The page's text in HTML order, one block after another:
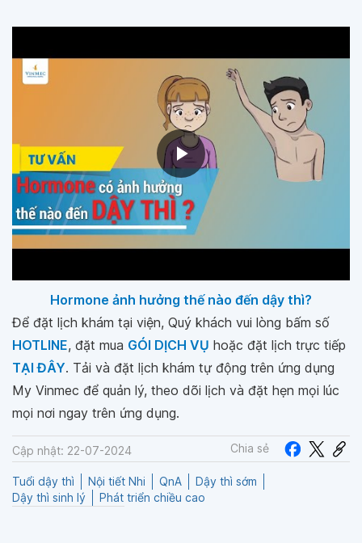
Hormone ảnh hưởng thế nào đến dậy thì?
Để đặt lịch khám tại viện, Quý khách vui lòng bấm số
HOTLINE, đặt mua GÓI DỊCH VỤ hoặc đặt lịch trực tiếp
TẠI ĐÂY. Tải và đặt lịch khám tự động trên ứng dụng
My Vinmec để quản lý, theo dõi lịch và đặt hẹn mọi lúc
mọi nơi ngay trên ứng dụng.
Cập nhật: 22-07-2024 Chia sẻ
Tuổi dậy thì Nội tiết Nhi QnA
Dậy thì sớm
Dậy thì sinh lý
Phát triển chiều cao